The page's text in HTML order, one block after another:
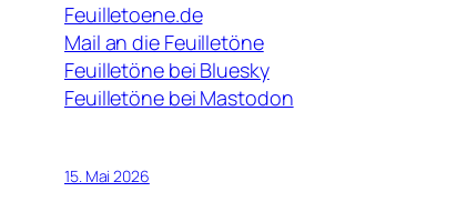
Feuilletoene.de
Mail an die Feuilletöne
Feuilletöne bei Bluesky
Feuilletöne bei Mastodon
15. Mai 2026